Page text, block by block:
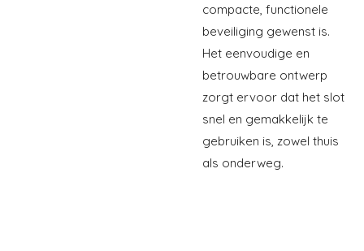
compacte, functionele
beveiliging gewenst is.
Het eenvoudige en
betrouwbare ontwerp
zorgt ervoor dat het slot
snel en gemakkelijk te
gebruiken is, zowel thuis
als onderweg.